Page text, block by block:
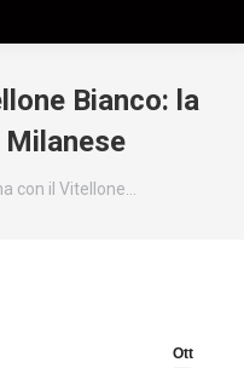
Bianco: la
con il Vitellone…
Ott